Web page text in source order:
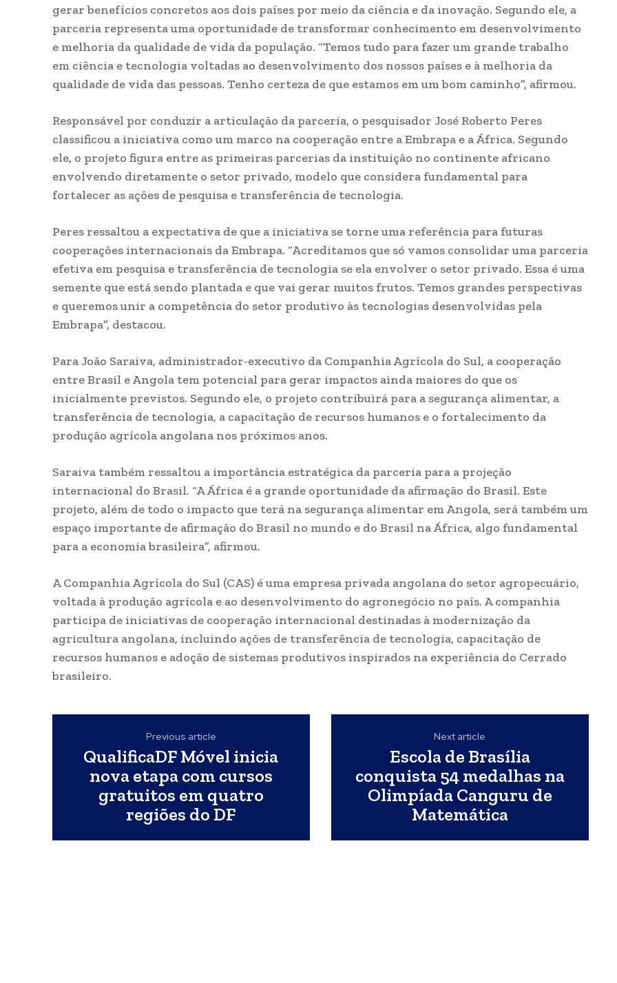
gerar benefícios concretos aos dois países por meio da ciência e da inovação. Segundo ele, a
parceria representa uma oportunidade de transformar conhecimento em desenvolvimento
e melhoria da qualidade de vida da população. “Temos tudo para fazer um grande trabalho
em ciência e tecnologia voltadas ao desenvolvimento dos nossos países e à melhoria da
qualidade de vida das pessoas. Tenho certeza de que estamos em um bom caminho”, afirmou.
Responsável por conduzir a articulação da parceria, o pesquisador José Roberto Peres
classificou a iniciativa como um marco na cooperação entre a Embrapa e a África. Segundo
ele, o projeto figura entre as primeiras parcerias da instituição no continente africano
envolvendo diretamente o setor privado, modelo que considera fundamental para
fortalecer as ações de pesquisa e transferência de tecnologia.
Peres ressaltou a expectativa de que a iniciativa se torne uma referência para futuras
cooperações internacionais da Embrapa. “Acreditamos que só vamos consolidar uma parceria
efetiva em pesquisa e transferência de tecnologia se ela envolver o setor privado. Essa é uma
semente que está sendo plantada e que vai gerar muitos frutos. Temos grandes perspectivas
e queremos unir a competência do setor produtivo às tecnologias desenvolvidas pela
Embrapa”, destacou.
Para João Saraiva, administrador-executivo da Companhia Agrícola do Sul, a cooperação
entre Brasil e Angola tem potencial para gerar impactos ainda maiores do que os
inicialmente previstos. Segundo ele, o projeto contribuirá para a segurança alimentar, a
transferência de tecnologia, a capacitação de recursos humanos e o fortalecimento da
produção agrícola angolana nos próximos anos.
Saraiva também ressaltou a importância estratégica da parceria para a projeção
internacional do Brasil. “A África é a grande oportunidade da afirmação do Brasil. Este
projeto, além de todo o impacto que terá na segurança alimentar em Angola, será também um
espaço importante de afirmação do Brasil no mundo e do Brasil na África, algo fundamental
para a economia brasileira”, afirmou.
A Companhia Agrícola do Sul (CAS) é uma empresa privada angolana do setor agropecuário,
voltada à produção agrícola e ao desenvolvimento do agronegócio no país. A companhia
participa de iniciativas de cooperação internacional destinadas à modernização da
agricultura angolana, incluindo ações de transferência de tecnologia, capacitação de
recursos humanos e adoção de sistemas produtivos inspirados na experiência do Cerrado
brasileiro.
Previous article
QualificaDF Móvel inicia
nova etapa com cursos
gratuitos em quatro
regiões do DF
Next article
Escola de Brasília
conquista 54 medalhas na
Olimpíada Canguru de
Matemática